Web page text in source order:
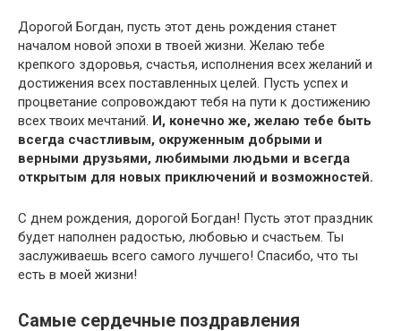
Дорогой Богдан, пусть этот день рождения станет
началом новой эпохи в твоей жизни. Желаю тебе
крепкого здоровья, счастья, исполнения всех желаний и
достижения всех поставленных целей. Пусть успех и
процветание сопровождают тебя на пути к достижению
всех твоих мечтаний. И, конечно же, желаю тебе быть
всегда счастливым, окруженным добрыми и
верными друзьями, любимыми людьми и всегда
открытым для новых приключений и возможностей.
С днем рождения, дорогой Богдан! Пусть этот праздник
будет наполнен радостью, любовью и счастьем. Ты
заслуживаешь всего самого лучшего! Спасибо, что ты
есть в моей жизни!
Самые сердечные поздравления